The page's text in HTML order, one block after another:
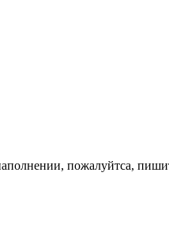
пожалуйтса,